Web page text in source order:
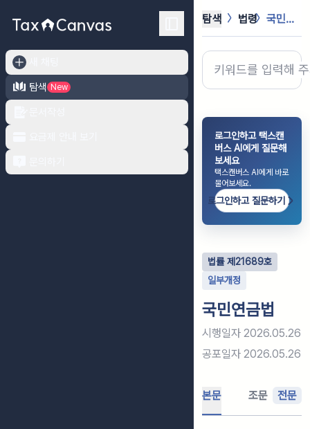
탐색
New
탐색 법령 국민연금법
로그인하고 택스캔
버스 AI에게 질문해
보세요
택스캔버스 AI에게 바로
물어보세요.
로그인하고 질문하기
법률제 21689호
일부개정
국민연금법
시행일자 2026.05.26
공포일자 2026.05.26
본문 조문 전문